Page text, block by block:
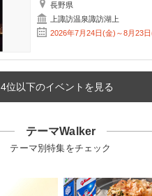
長野県
上諏訪温泉諏訪湖上
2026年7月24日(金)～8月23
4位以下のイベントを見る
テーマWalker
テーマ別特集をチェック